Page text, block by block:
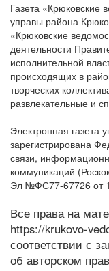
Газета «Крюковские
управы района
«Крюковские
деятельности
исполнительной
происходящих в
творческих
развлекательные и
Электронная газета
зарегистрирована
связи,
коммуникаций
Эл №ФС77-67726 от
Все права на
https://krukovo-
соответствии с
об авторском